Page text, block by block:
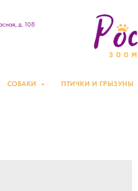
д. 108
СОБАКИ ПТИЧКИ И ГРЫЗУНЫ